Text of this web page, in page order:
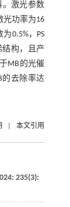
。激光参数
光功率为16
0.5%，PS
结构，且产
MB的光催
的去除率达
本文引用
: 235(3):